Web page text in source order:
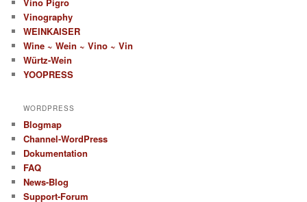
Vinography
WEINKAISER
Wine ~ Wein ~ Vino ~ Vin
Würtz-Wein
YOOPRESS
WORDPRESS
Blogmap
Channel-WordPress
Dokumentation
FAQ
News-Blog
Support-Forum